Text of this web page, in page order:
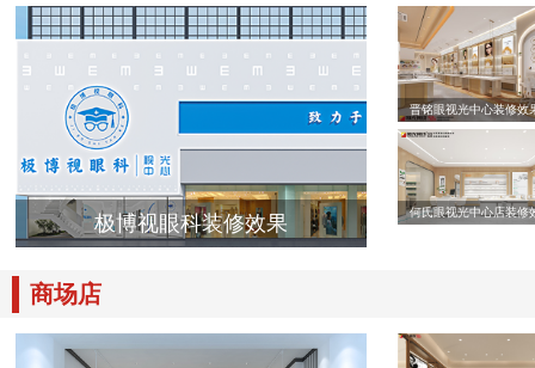
极博视眼科装修效果
晋铭眼视光中心装修效
何氏眼视光中心店装修
商场店